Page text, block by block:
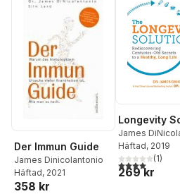
Der Immun Guide
James Dinicolantonio
Häftad, 2021
358 kr
Longevity
James
Häftad, 2019
4,0utav 5(1)
269 kr